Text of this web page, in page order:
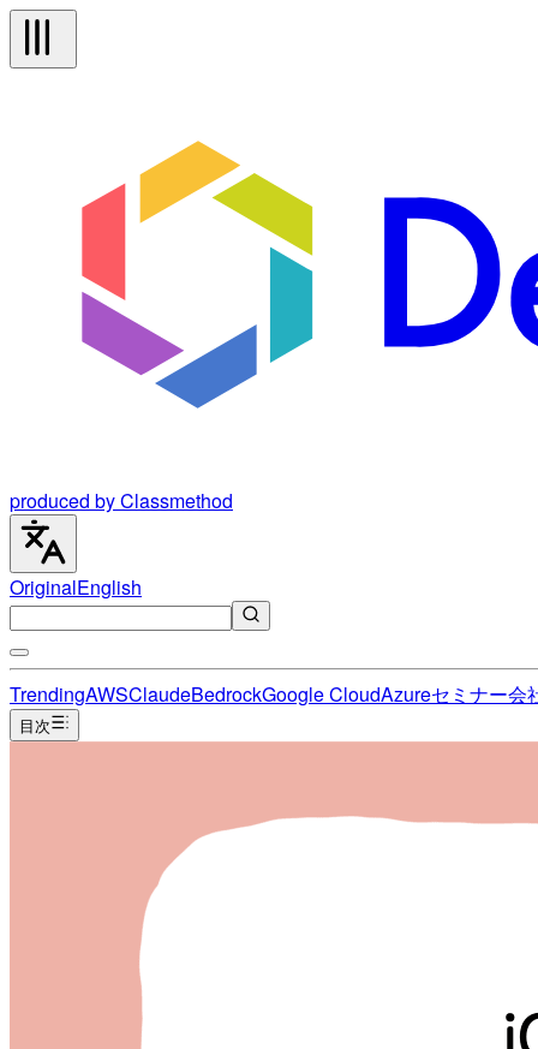
produced by Classmethod
OriginalEnglish
TrendingAWSClaudeBedrockGoogle CloudAzureセミナー会
目次